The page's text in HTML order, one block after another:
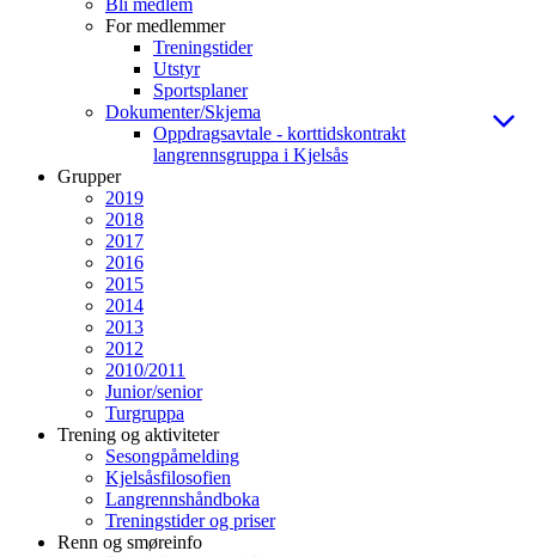
Bli medlem
For medlemmer
Treningstider
Utstyr
Sportsplaner
Dokumenter/Skjema
Oppdragsavtale - korttidskontrakt
langrennsgruppa i Kjelsås
Grupper
2019
2018
2017
2016
2015
2014
2013
2012
2010/2011
Junior/senior
Turgruppa
Trening og aktiviteter
Sesongpåmelding
Kjelsåsfilosofien
Langrennshåndboka
Treningstider og priser
Renn og smøreinfo